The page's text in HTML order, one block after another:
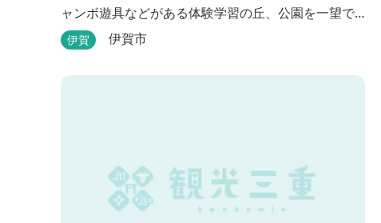
ャンボ遊具などがある体験学習の丘、公園を一望で
きる見晴らしの丘があり、幅広い野外活動に利用で
ヶ原温泉やぶっちゃに至る「川辺の道」があり、旧
伊賀 伊賀市